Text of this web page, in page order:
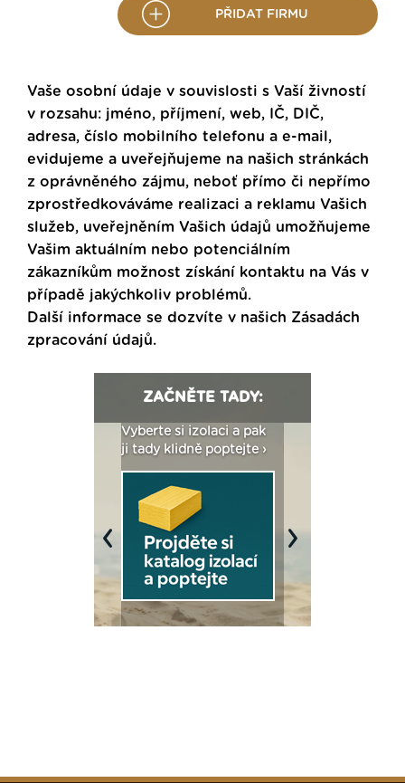
PŘIDAT FIRMU
Vaše osobní údaje v souvislosti s Vaší živností
v rozsahu: jméno, příjmení, web, IČ, DIČ,
adresa, číslo mobilního telefonu a e-mail,
evidujeme a uveřejňujeme na našich stránkách
z oprávněného zájmu, neboť přímo či nepřímo
zprostředkováváme realizaci a reklamu Vašich
služeb, uveřejněním Vašich údajů umožňujeme
Vašim aktuálním nebo potenciálním
zákazníkům možnost získání kontaktu na Vás v
případě jakýchkoliv problémů.
Další informace se dozvíte v našich Zásadách
zpracování údajů.
ZAČNĚTE TADY:
Vyberte si izolaci a pak
ji tady klidně poptejte ›
Previous Next